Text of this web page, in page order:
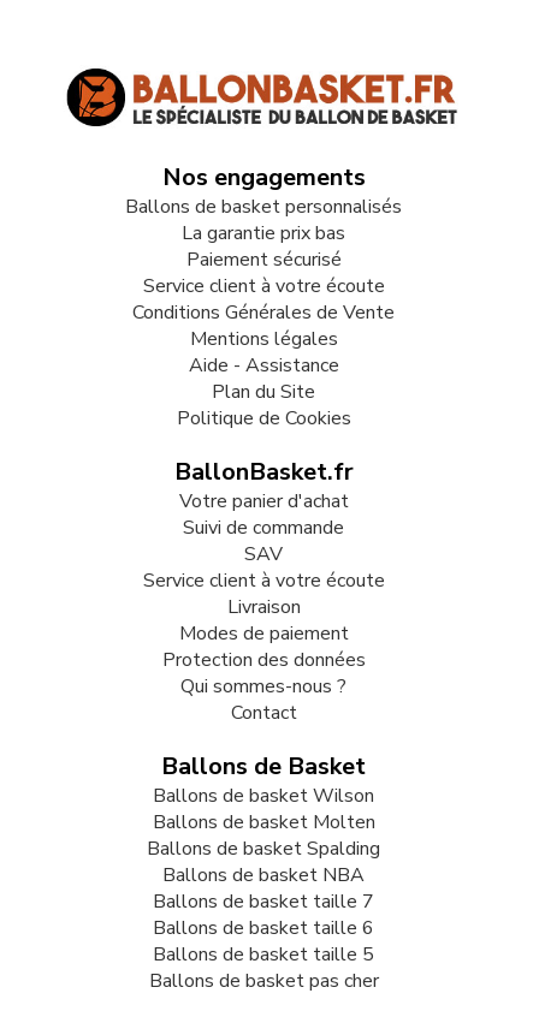
Nos engagements
Ballons de basket personnalisés
La garantie prix bas
Paiement sécurisé
Service client à votre écoute
Conditions Générales de Vente
Mentions légales
Aide - Assistance
Plan du Site
Politique de Cookies
BallonBasket.fr
Votre panier d'achat
Suivi de commande
SAV
Service client à votre écoute
Livraison
Modes de paiement
Protection des données
Qui sommes-nous ?
Contact
Ballons de Basket
Ballons de basket Wilson
Ballons de basket Molten
Ballons de basket Spalding
Ballons de basket NBA
Ballons de basket taille 7
Ballons de basket taille 6
Ballons de basket taille 5
Ballons de basket pas cher